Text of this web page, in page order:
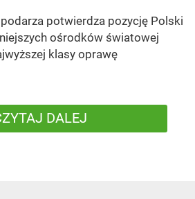
potwierdza pozycję Polski
ośrodków światowej
klasy oprawę
DALEJ